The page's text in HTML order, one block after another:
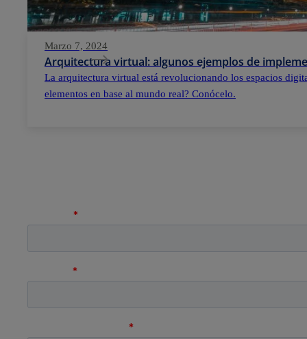
Marzo 7, 2024
Arquitectura virtual: algunos ejemplos de
La arquitectura virtual está revolucionando los espacios
elementos en base al mundo real? Conócelo.